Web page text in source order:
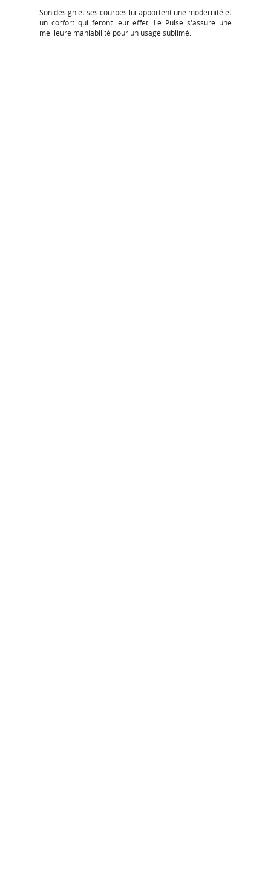
Son design et ses courbes lui apportent une modernité et
un corfort qui feront leur effet. Le Pulse s'assure une
meilleure maniabilité pour un usage sublimé.